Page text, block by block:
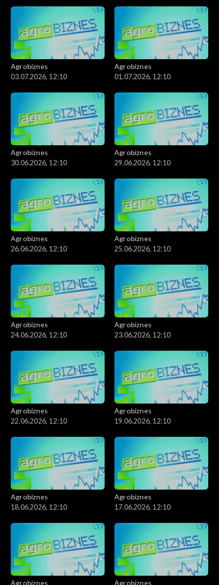
Agrobiznes
03.07.2026, 12:10
Agrobiznes
01.07.2026, 12:10
Agrobiznes
30.06.2026, 12:10
Agrobiznes
29.06.2026, 12:10
Agrobiznes
26.06.2026, 12:10
Agrobiznes
25.06.2026, 12:10
Agrobiznes
24.06.2026, 12:10
Agrobiznes
23.06.2026, 12:10
Agrobiznes
22.06.2026, 12:10
Agrobiznes
19.06.2026, 12:10
Agrobiznes
18.06.2026, 12:10
Agrobiznes
17.06.2026, 12:10
Agrobiznes Agrobiznes